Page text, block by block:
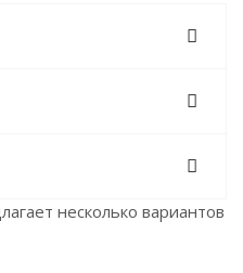
несколько вариантов